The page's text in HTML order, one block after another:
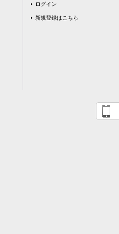
ログイン
新規登録はこちら